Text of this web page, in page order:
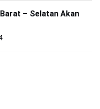
– Selatan Akan